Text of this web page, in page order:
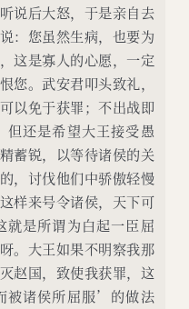
说后大怒，于是亲自去
：您虽然生病，也要为
这是寡人的心愿，一定
您。武安君叩头致礼，
以免于获罪；不出战即
但还是希望大王接受愚
蓄锐，以等待诸侯的关
，讨伐他们中骄傲轻慢
样来号令诸侯，天下可
就是所谓为白起一臣屈
。大王如果不明察我那
赵国，致使我获罪，这
被诸侯所屈服’的做法